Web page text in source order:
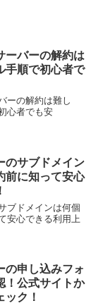
ーバーの解約は
手順で初心者で
ーの解約は難し
心者でも安
のサブドメイン
前に知って安心
ブドメインは何個
安心できる利用上
の申し込みフォ
！公式サイトか
ック！